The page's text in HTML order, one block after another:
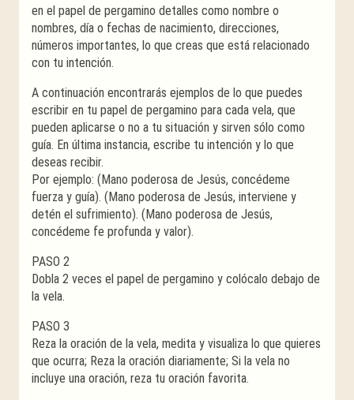
en el papel de pergamino detalles como nombre o
nombres, día o fechas de nacimiento, direcciones,
números importantes, lo que creas que está relacionado
con tu intención.
A continuación encontrarás ejemplos de lo que puedes
escribir en tu papel de pergamino para cada vela, que
pueden aplicarse o no a tu situación y sirven sólo como
guía. En última instancia, escribe tu intención y lo que
deseas recibir.
Por ejemplo: (Mano poderosa de Jesús, concédeme
fuerza y guía). (Mano poderosa de Jesús, interviene y
detén el sufrimiento). (Mano poderosa de Jesús,
concédeme fe profunda y valor).
PASO 2
Dobla 2 veces el papel de pergamino y colócalo debajo de
la vela.
PASO 3
Reza la oración de la vela, medita y visualiza lo que quieres
que ocurra; Reza la oración diariamente; Si la vela no
incluye una oración, reza tu oración favorita.